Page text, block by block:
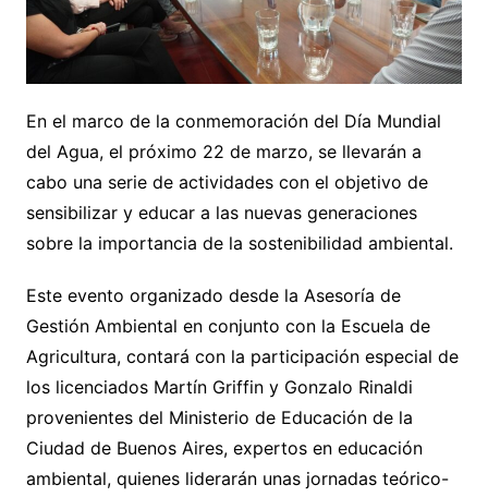
En el marco de la conmemoración del Día Mundial
del Agua, el próximo 22 de marzo, se llevarán a
cabo una serie de actividades con el objetivo de
sensibilizar y educar a las nuevas generaciones
sobre la importancia de la sostenibilidad ambiental.
Este evento organizado desde la Asesoría de
Gestión Ambiental en conjunto con la Escuela de
Agricultura, contará con la participación especial de
los licenciados Martín Griffin y Gonzalo Rinaldi
provenientes del Ministerio de Educación de la
Ciudad de Buenos Aires, expertos en educación
ambiental, quienes liderarán unas jornadas teórico-